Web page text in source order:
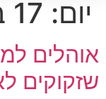
יום: 17 בדצמבר 2024
אוהלים
שזקוקים